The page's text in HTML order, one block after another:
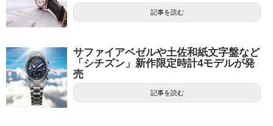
記事を読む
サファイアベゼルや土佐和紙文字盤など
「シチズン」新作限定時計4モデルが発
売
記事を読む